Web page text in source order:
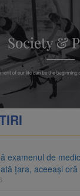
public
îngrijiri
barem
examenul de
țara, aceeași